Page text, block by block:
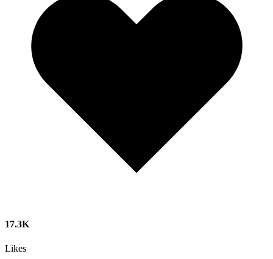
17.3K
Likes